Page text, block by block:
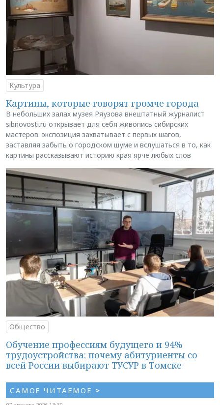
Культура
Картины, которые говорят громче города
В небольших залах музея Ряузова внештатный журналист
sibnovosti.ru открывает для себя живопись сибирских
мастеров: экспозиция захватывает с первых шагов,
заставляя забыть о городском шуме и вслушаться в то, как
картины рассказывают историю края ярче любых слов
Общество
Обучение профессиям будущего и 94%
трудоустройства: почему абитуриенты со
всей России выбирают ТУСУР в Томске
САМОЕ ЧИТАЕМОЕ >